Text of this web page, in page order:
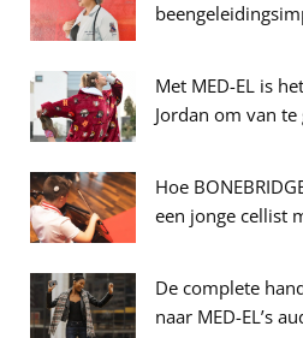
Met MED-EL is
Jordan om van te
Hoe
een jonge cellist
De complete
naar MED-EL’s